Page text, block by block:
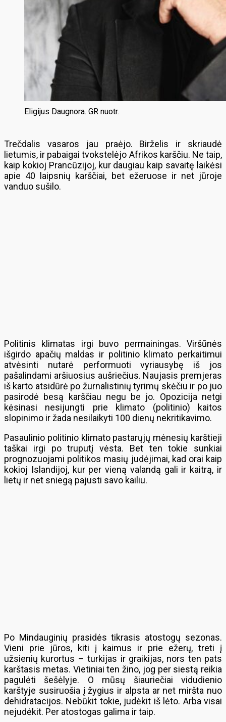
Eligijus Daugnora. GR nuotr.
Trečdalis vasaros jau praėjo. Birželis ir skriaudė
lietumis, ir pabaigai tvokstelėjo Afrikos karščiu. Ne taip,
kaip kokioj Prancūzijoj, kur daugiau kaip savaitę laikėsi
apie 40 laipsnių karščiai, bet ežeruose ir net jūroje
vanduo sušilo.
Politinis klimatas irgi buvo permainingas. Viršūnės
išgirdo apačių maldas ir politinio klimato perkaitimui
atvėsinti nutarė performuoti vyriausybę iš jos
pašalindami aršiuosius aušriečius. Naujasis premjeras
iš karto atsidūrė po žurnalistinių tyrimų skėčiu ir po juo
pasirodė besą karščiau negu be jo. Opozicija netgi
kėsinasi nesijungti prie klimato (politinio) kaitos
slopinimo ir žada nesilaikyti 100 dienų nekritikavimo.
Pasaulinio politinio klimato pastarųjų mėnesių karštieji
taškai irgi po truputį vėsta. Bet ten tokie sunkiai
prognozuojami politikos masių judėjimai, kad orai kaip
kokioj Islandijoj, kur per vieną valandą gali ir kaitrą, ir
lietų ir net sniegą pajusti savo kailiu.
Po Mindauginių prasidės tikrasis atostogų sezonas.
Vieni prie jūros, kiti į kaimus ir prie ežerų, treti į
užsienių kurortus – turkijas ir graikijas, nors ten pats
karštasis metas. Vietiniai ten žino, jog per siestą reikia
pagulėti šešėlyje. O mūsų šiauriečiai vidudienio
karštyje susiruošia į žygius ir alpsta ar net miršta nuo
dehidratacijos. Nebūkit tokie, judėkit iš lėto. Arba visai
nejudėkit. Per atostogas galima ir taip.